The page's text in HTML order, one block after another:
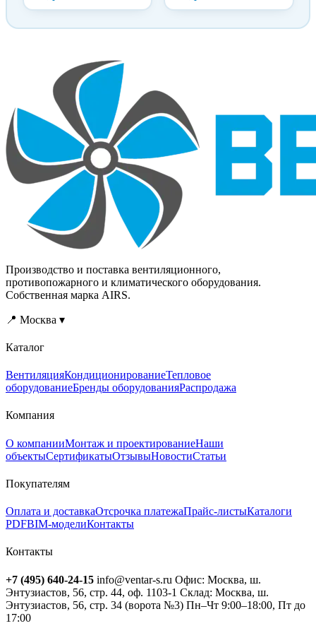
фланцевым соединением с
присоединения
mrc FID-С2 применяются
выдвигается обязательное
при установке клапана в
стенке лифтовой шахты.
Производство и поставка вентиляционного,
противопожарного и климатического оборудования.
Собственная марка AIRS.
📍 Москва ▾
Каталог
ВентиляцияКондиционированиеТепловое
оборудованиеБренды оборудованияРаспродажа
Компания
О компанииМонтаж и проектированиеНаши
объектыСертификатыОтзывыНовостиСтатьи
Покупателям
Оплата и доставкаОтсрочка платежаПрайс-листыКаталоги
PDFBIM-моделиКонтакты
Контакты
+7 (495) 640-24-15 info@ventar-s.ru Офис: Москва, ш.
Энтузиастов, 56, стр. 44, оф. 1103-1 Склад: Москва, ш.
Энтузиастов, 56, стр. 34 (ворота №3) Пн–Чт 9:00–18:00, Пт до
17:00